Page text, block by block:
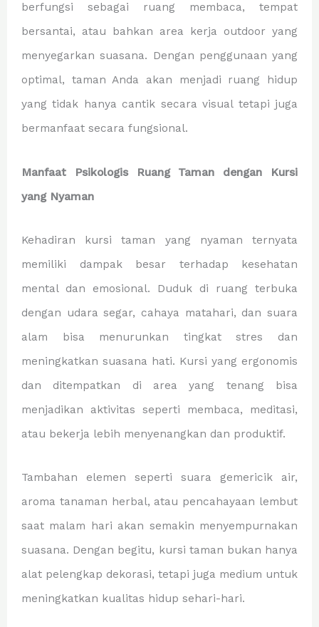
berfungsi sebagai ruang membaca, tempat
bersantai, atau bahkan area kerja outdoor yang
menyegarkan suasana. Dengan penggunaan yang
optimal, taman Anda akan menjadi ruang hidup
yang tidak hanya cantik secara visual tetapi juga
bermanfaat secara fungsional.
Manfaat Psikologis Ruang Taman dengan Kursi
yang Nyaman
Kehadiran kursi taman yang nyaman ternyata
memiliki dampak besar terhadap kesehatan
mental dan emosional. Duduk di ruang terbuka
dengan udara segar, cahaya matahari, dan suara
alam bisa menurunkan tingkat stres dan
meningkatkan suasana hati. Kursi yang ergonomis
dan ditempatkan di area yang tenang bisa
menjadikan aktivitas seperti membaca, meditasi,
atau bekerja lebih menyenangkan dan produktif.
Tambahan elemen seperti suara gemericik air,
aroma tanaman herbal, atau pencahayaan lembut
saat malam hari akan semakin menyempurnakan
suasana. Dengan begitu, kursi taman bukan hanya
alat pelengkap dekorasi, tetapi juga medium untuk
meningkatkan kualitas hidup sehari-hari.